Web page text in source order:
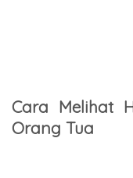
Cara Melihat
Orang Tua